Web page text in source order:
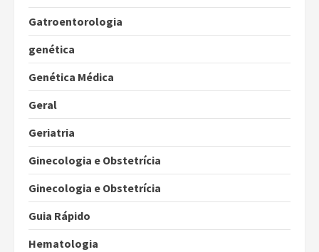
Gatroentorologia
genética
Genética Médica
Geral
Geriatria
Ginecologia e Obstetrícia
Ginecologia e Obstetrícia
Guia Rápido
Hematologia